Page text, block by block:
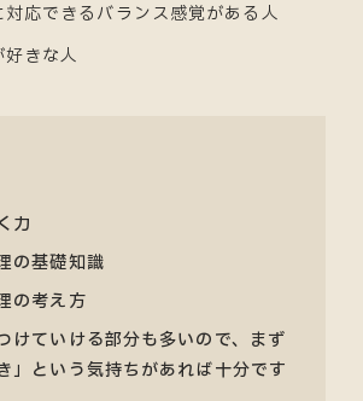
応できるバランス感覚がある人
きな人
力
の基礎知識
の考え方
けていける部分も多いので、まず
」という気持ちがあれば十分です